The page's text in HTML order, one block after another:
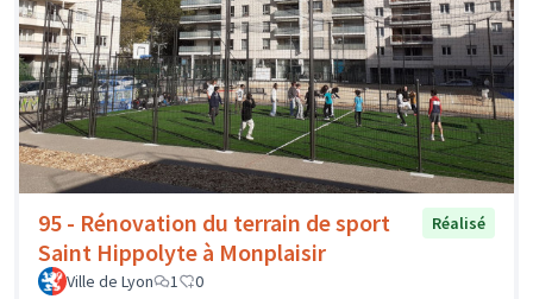
95 - Rénovation du terrain de sport
Saint Hippolyte à Monplaisir
Réalisé
Ville de Lyon 1 0